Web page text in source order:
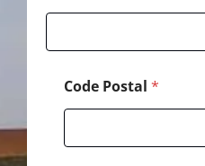
Code Postal *